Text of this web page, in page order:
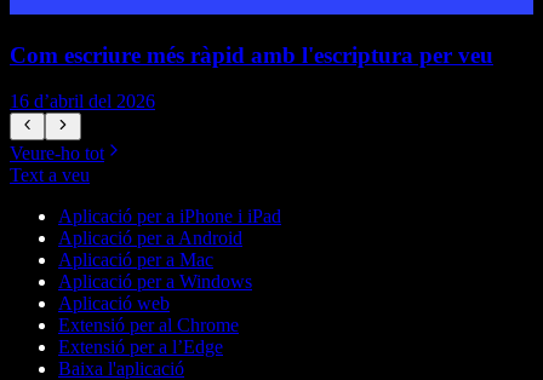
Com escriure més ràpid amb l'escriptura per veu
16 d’abril del 2026
Veure-ho tot
Text a veu
Aplicació per a iPhone i iPad
Aplicació per a Android
Aplicació per a Mac
Aplicació per a Windows
Aplicació web
Extensió per al Chrome
Extensió per a l’Edge
Baixa l'aplicació